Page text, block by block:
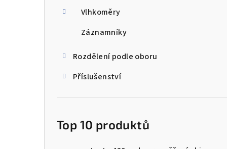
Vlhkoměry
Záznamníky
Rozdělení podle oboru
Příslušenství
Top 10 produktů